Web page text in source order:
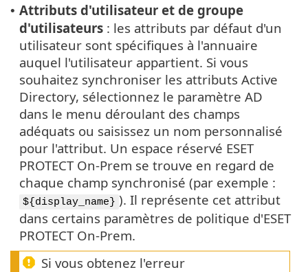
• Attributs d'utilisateur et de groupe
d'utilisateurs : les attributs par défaut d'un
utilisateur sont spécifiques à l'annuaire
auquel l'utilisateur appartient. Si vous
souhaitez synchroniser les attributs Active
Directory, sélectionnez le paramètre AD
dans le menu déroulant des champs
adéquats ou saisissez un nom personnalisé
pour l'attribut. Un espace réservé ESET
PROTECT On-Prem se trouve en regard de
chaque champ synchronisé (par exemple :
${display_name} ). Il représente cet attribut
dans certains paramètres de politique d'ESET
PROTECT On-Prem.
Si vous obtenez l'erreur